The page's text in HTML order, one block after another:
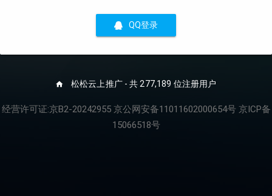
QQ登录
松松云上推广 - 共 277,189 位注册用户
经营许可证:京B2-20242955 京公网安备11011602000654号 京ICP备
15066518号